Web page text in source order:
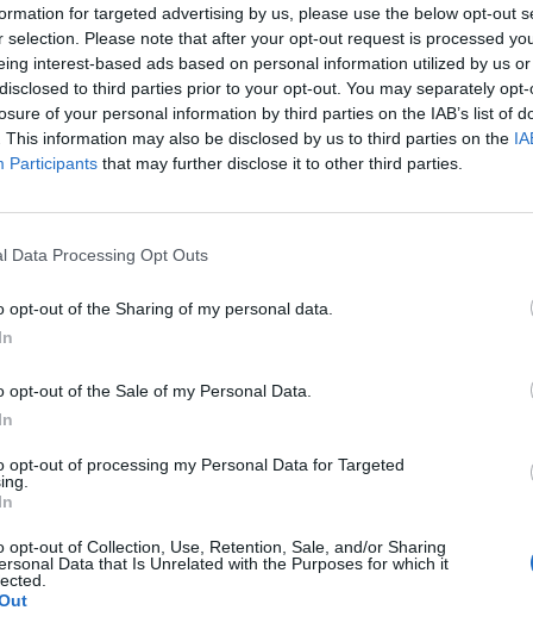
for targeted advertising by us, please use the below opt-out
selection. Please note that after your opt-out request is processed
interest-based ads based on personal information utilized by us
to third parties prior to your opt-out. You may separately
of your personal information by third parties on the IAB’s list of
This information may also be disclosed by us to third parties on the
Participants that may further disclose it to other third parties.
Data Processing Opt Outs
opt-out of the Sharing of my personal data.
opt-out of the Sale of my Personal Data.
opt-out of processing my Personal Data for Targeted
opt-out of Collection, Use, Retention, Sale, and/or Sharing
Data that Is Unrelated with the Purposes for which it
ze strany města, ovšem počítat se musí se změnou
komodity navýšena ze stávajících 10 na 12 %,“
schválili. Cena zůstala stejná, tedy 101,67 Kč/m , ale po
rok. Tentokrát to bude jinak, cena vody se bude
smlouvy. Vzhledem k tomu, že
konce února 2024. Budou se zastupitelé cenou vody
vodohospodářského majetku města znovu.